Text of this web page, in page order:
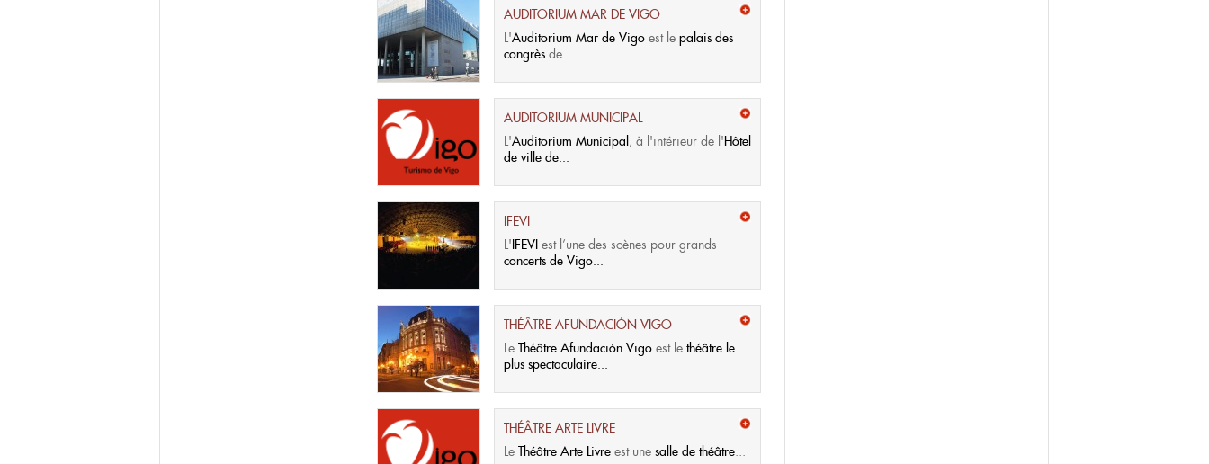
AUDITORIUM MAR DE VIGO
L'Auditorium Mar de Vigo est le palais des
congrès de...
AUDITORIUM MUNICIPAL
L'Auditorium Municipal , à l'intérieur de l'Hôtel
de ville de...
IFEVI
L'IFEVI est l’une des scènes pour grands
concerts de Vigo...
THÉÂTRE AFUNDACIÓN VIGO
Le Théâtre Afundación Vigo est le théâtre le
plus spectaculaire...
THÉÂTRE ARTE LIVRE
Le Théâtre Arte Livre est une salle de théâtre...